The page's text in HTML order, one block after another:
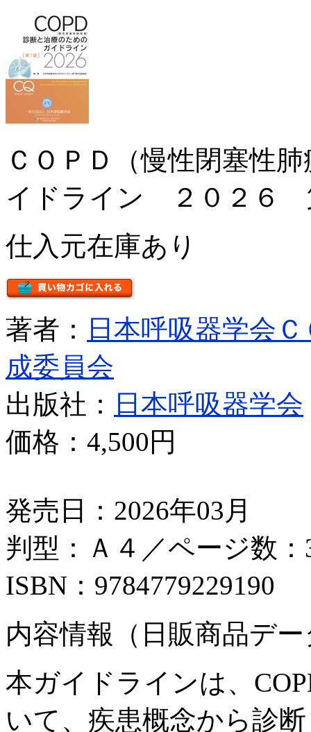
ＣＯＰＤ（慢性閉塞性
イドライン ２０２６
仕入元在庫あり
著者：
日本呼吸器学会
成委員会
出版社：
日本呼吸器学会
価格： 4,500円
発売日：2026年03月
判型：Ａ４／ページ数：
ISBN：9784779229190
内容情報（日販商品デ
本ガイドラインは、
いて、疾患概念から診